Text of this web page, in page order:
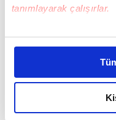
tanımlayarak çalışırlar.
Bu çerezlere izin
daha iyi reklam
amacımızın size
olduğunu ve sizlere en
elimizden gelen
Kadro Oyuncu
Burak